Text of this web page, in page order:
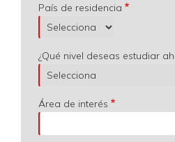
País de residencia
¿Qué nivel deseas estudiar
Área de interés